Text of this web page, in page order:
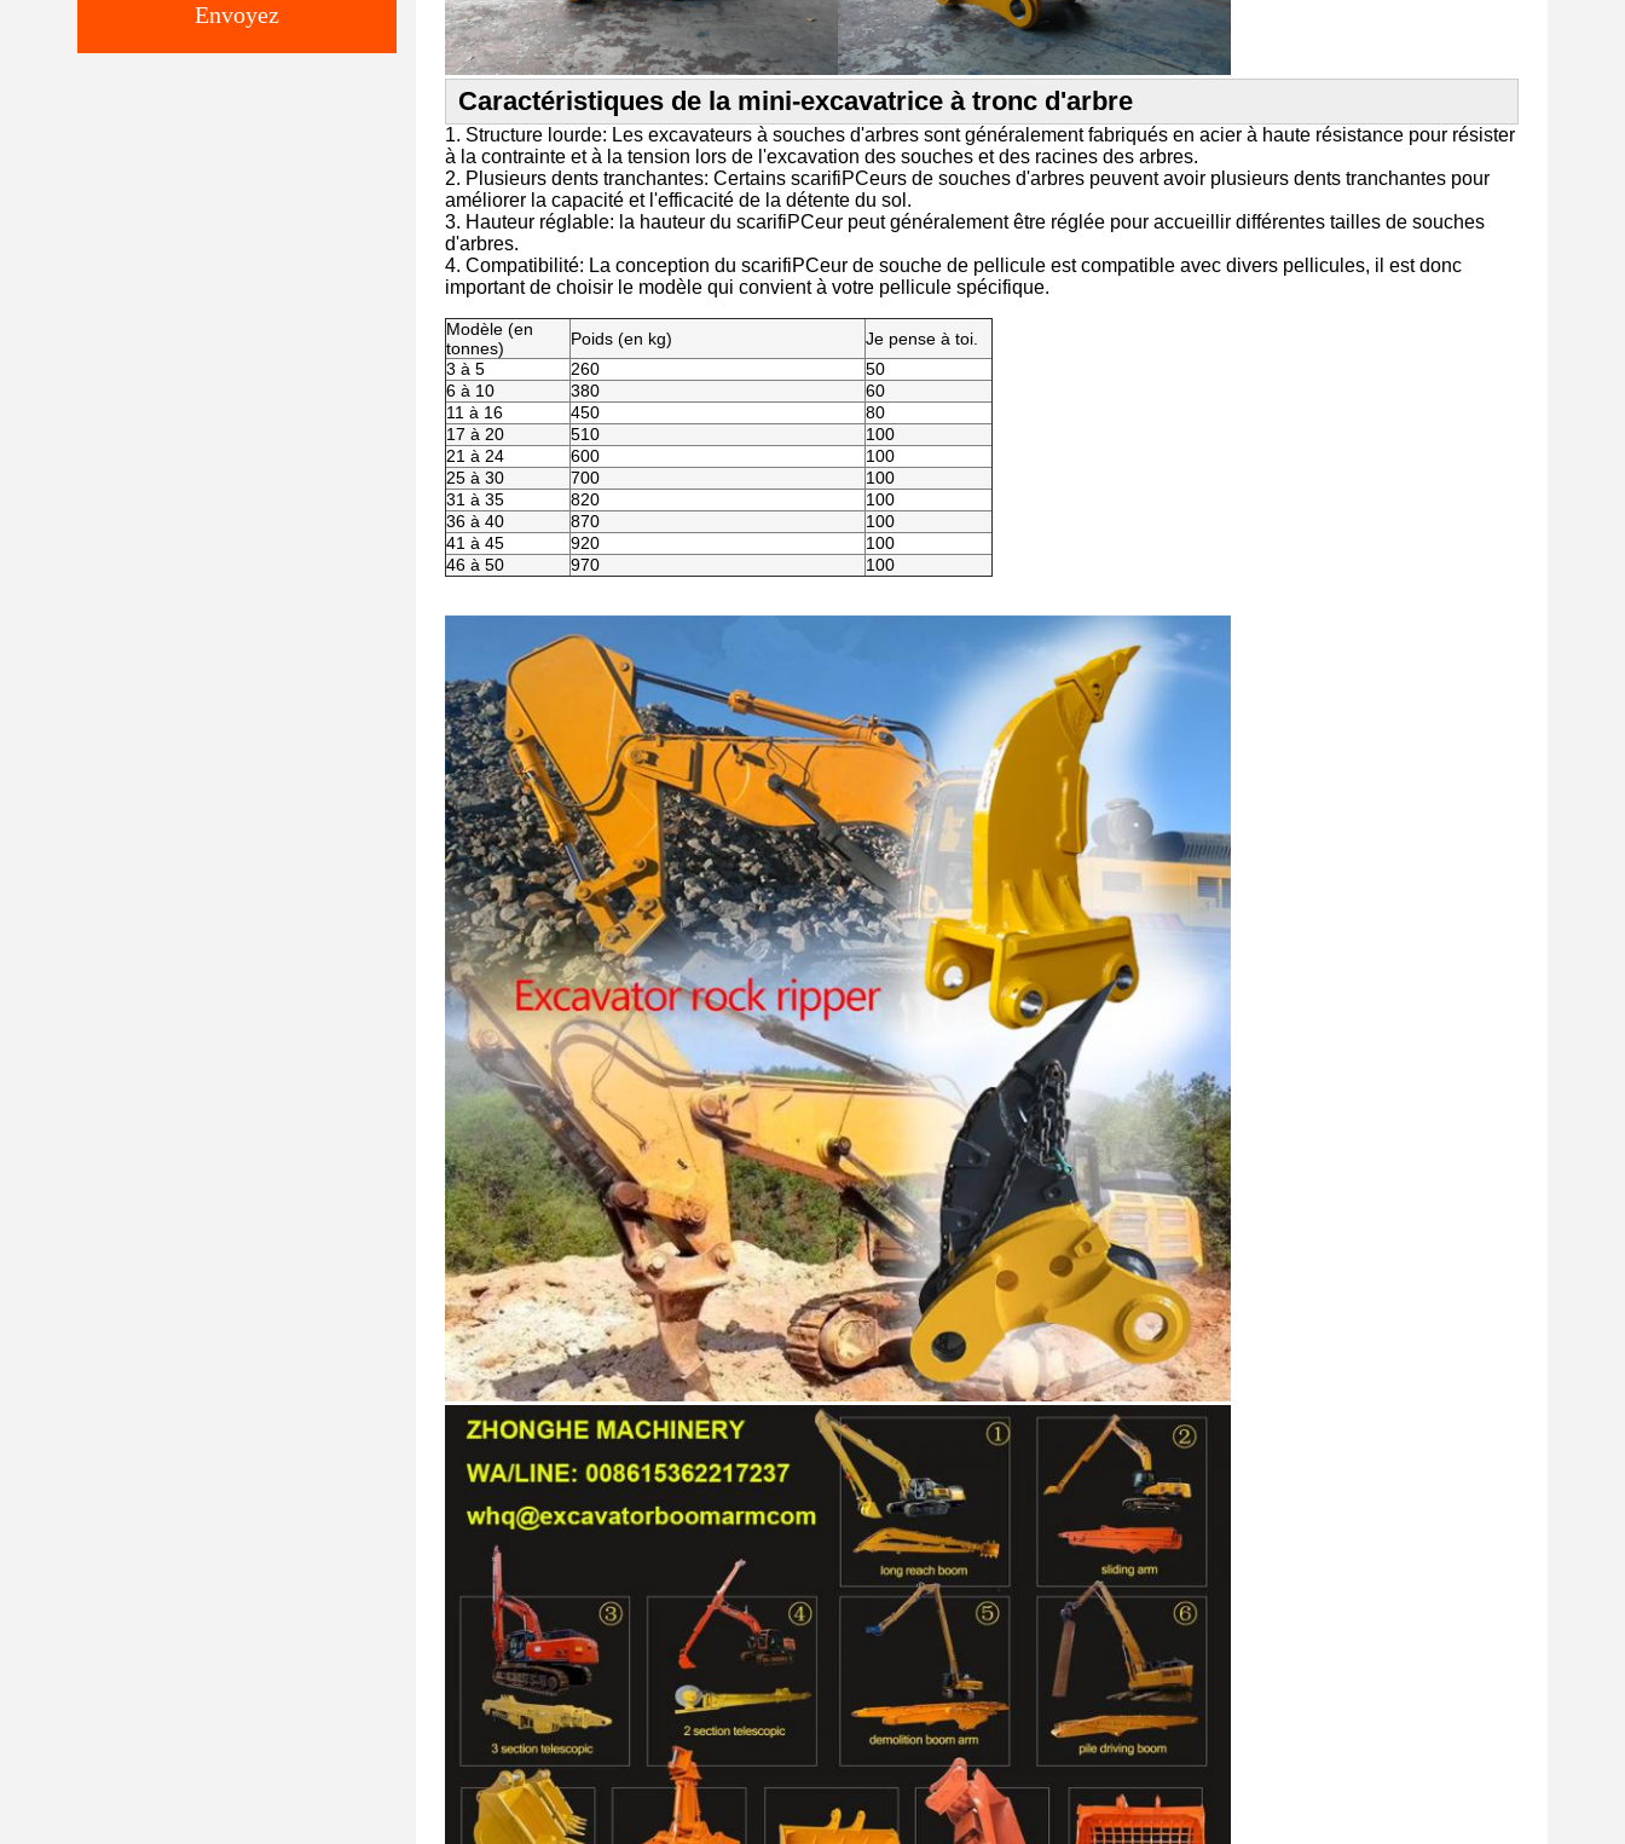
Envoyez
Caractéristiques de la mini-excavatrice à tronc d'arbre
1. Structure lourde: Les excavateurs à souches d'arbres sont généralement fabriqués en acier à haute résistance pour résister
à la contrainte et à la tension lors de l'excavation des souches et des racines des arbres.
2. Plusieurs dents tranchantes: Certains scarifiPCeurs de souches d'arbres peuvent avoir plusieurs dents tranchantes pour
améliorer la capacité et l'efficacité de la détente du sol.
3. Hauteur réglable: la hauteur du scarifiPCeur peut généralement être réglée pour accueillir différentes tailles de souches
d'arbres.
4. Compatibilité: La conception du scarifiPCeur de souche de pellicule est compatible avec divers pellicules, il est donc
important de choisir le modèle qui convient à votre pellicule spécifique.
Modèle (en
tonnes)
Poids (en kg)
Je pense à toi.
3 à 5
260
50
6 à 10
380
60
11 à 16
450
80
17 à 20
510
100
21 à 24
600
100
25 à 30
700
100
31 à 35
820
100
36 à 40
870
100
41 à 45
920
100
46 à 50
970 100